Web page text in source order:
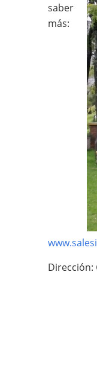
saber
más:
Dirección: